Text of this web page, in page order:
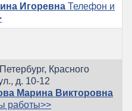
Игоревна Телефон и
Красного
д. 10-12
Марина Викторовна
работы>>